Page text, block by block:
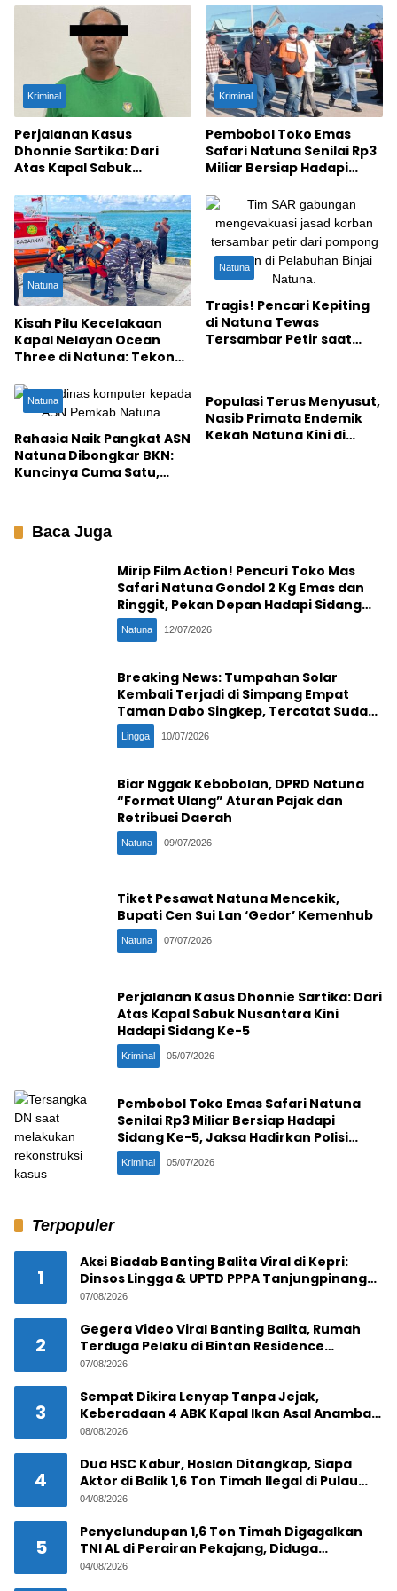
Kriminal
Perjalanan Kasus
Dhonnie Sartika: Dari
Atas Kapal Sabuk
Sidang Ke-5
Kriminal
Pembobol Toko Emas
Safari Natuna Senilai Rp3
Miliar Bersiap Hadapi
Hadirkan Polisi
Penangkap
Natuna
Kisah Pilu Kecelakaan
Kapal Nelayan Ocean
Three di Natuna: Tekong
Satu Masih Hilang
Natuna
Tragis! Pencari Kepiting
di Natuna Tewas
Tersambar Petir saat
Natuna
Rahasia Naik Pangkat ASN
Natuna Dibongkar BKN:
Kuncinya Cuma Satu,
Populasi Terus Menyusut,
Nasib Primata Endemik
Kekah Natuna Kini di
Baca Juga
Mirip Film Action! Pencuri Toko Mas
Safari Natuna Gondol 2 Kg Emas dan
Ringgit, Pekan Depan Hadapi Sidang
Penentu
Natuna 12/07/2026
Breaking News: Tumpahan Solar
Kembali Terjadi di Simpang Empat
Taman Dabo Singkep, Tercatat Sudah
Ke-16 Kali
Lingga 10/07/2026
Biar Nggak Kebobolan, DPRD Natuna
“Format Ulang” Aturan Pajak dan
Retribusi Daerah
Natuna 09/07/2026
Tiket Pesawat Natuna Mencekik,
Bupati Cen Sui Lan ‘Gedor’ Kemenhub
Natuna 07/07/2026
Perjalanan Kasus Dhonnie Sartika: Dari
Atas Kapal Sabuk Nusantara Kini
Hadapi Sidang Ke-5
Kriminal 05/07/2026
Pembobol Toko Emas Safari Natuna
Senilai Rp3 Miliar Bersiap Hadapi
Sidang Ke-5, Jaksa Hadirkan Polisi
Penangkap
Kriminal 05/07/2026
Terpopuler
1
Aksi Biadab Banting Balita Viral di Kepri:
Dinsos Lingga & UPTD PPPA Tanjungpinang
Lacak Pelaku
07/08/2026
2
Gegera Video Viral Banting Balita, Rumah
Terduga Pelaku di Bintan Residence
Tanjungpinang Diserbu Warga
07/08/2026
3
Sempat Dikira Lenyap Tanpa Jejak,
Keberadaan 4 ABK Kapal Ikan Asal Anambas
Akhirnya Terkuak!
08/08/2026
4
Dua HSC Kabur, Hoslan Ditangkap, Siapa
Aktor di Balik 1,6 Ton Timah Ilegal di Pulau
Pekajang ?
04/08/2026
5
Penyelundupan 1,6 Ton Timah Digagalkan
TNI AL di Perairan Pekajang, Diduga
Melibatkan Jaringan Internasional
04/08/2026